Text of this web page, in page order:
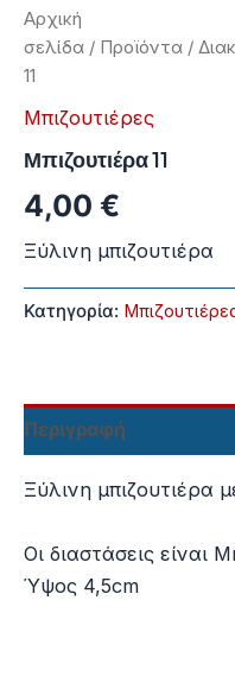
Αρχική
σελίδα / Προϊόντα /
11
Μπιζουτιέρες
Μπιζουτιέρα 11
4,00 €
Ξύλινη μπιζουτιέρα
Κατηγορία:
Περιγραφή
Ξύλινη μπιζουτιέρα
Οι διαστάσεις είναι
Ύψος 4,5cm